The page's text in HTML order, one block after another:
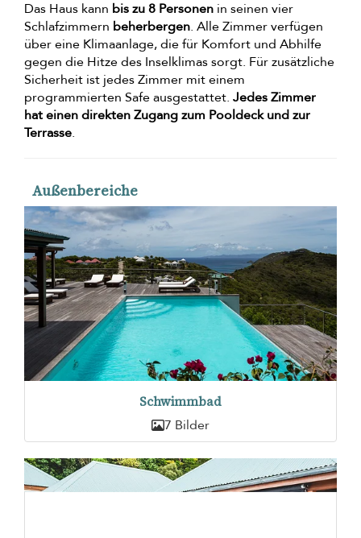
Das Haus kann bis zu 8 Personen in seinen vier
Schlafzimmern beherbergen. Alle Zimmer verfügen
über eine Klimaanlage, die für Komfort und Abhilfe
gegen die Hitze des Inselklimas sorgt. Für zusätzliche
Sicherheit ist jedes Zimmer mit einem
programmierten Safe ausgestattet. Jedes Zimmer
hat einen direkten Zugang zum Pooldeck und zur
Terrasse.
Außenbereiche
Schwimmbad
7 Bilder